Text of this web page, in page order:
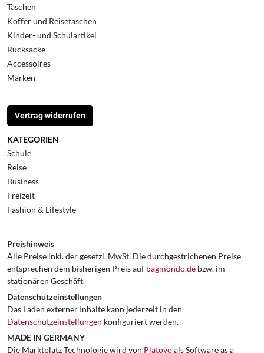
Taschen
Koffer und Reisetaschen
Kinder- und Schulartikel
Rucksäcke
Accessoires
Marken
Vertrag widerrufen
KATEGORIEN
Schule
Reise
Business
Freizeit
Fashion & Lifestyle
Preishinweis
Alle Preise inkl. der gesetzl. MwSt. Die durchgestrichenen Preise
entsprechen dem bisherigen Preis auf bagmondo.de bzw. im
stationären Geschäft.
Datenschutzeinstellungen
Das Laden externer Inhalte kann jederzeit in den
Datenschutzeinstellungen konfiguriert werden.
MADE IN GERMANY
Die Marktplatz Technologie wird von Platoyoals Software as a